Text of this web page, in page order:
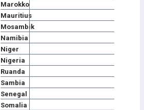
Marokko
Mauritius
Mosambik
Namibia
Niger
Nigeria
Ruanda
Sambia
Senegal
Somalia